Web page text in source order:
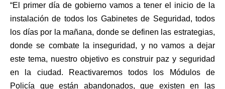
“El primer día de gobierno vamos a tener el inicio de la
instalación de todos los Gabinetes de Seguridad, todos
los días por la mañana, donde se definen las estrategias,
donde se combate la inseguridad, y no vamos a dejar
este tema, nuestro objetivo es construir paz y seguridad
en la ciudad. Reactivaremos todos los Módulos de
Policía que están abandonados, que existen en las